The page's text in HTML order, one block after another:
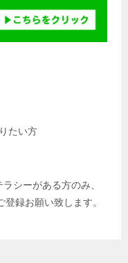
たい方
シーがある方のみ、
録お願い致します。